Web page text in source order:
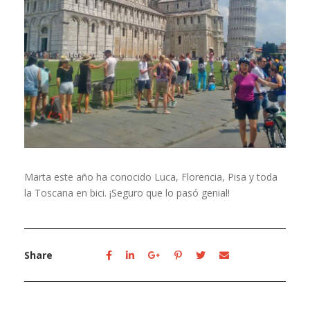
Marta este año ha conocido Luca, Florencia, Pisa y toda
la Toscana en bici. ¡Seguro que lo pasó genial!
Share